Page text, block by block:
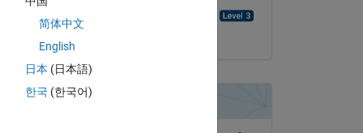
简体中文
English
日本 (日本語)
한국 (한국어)